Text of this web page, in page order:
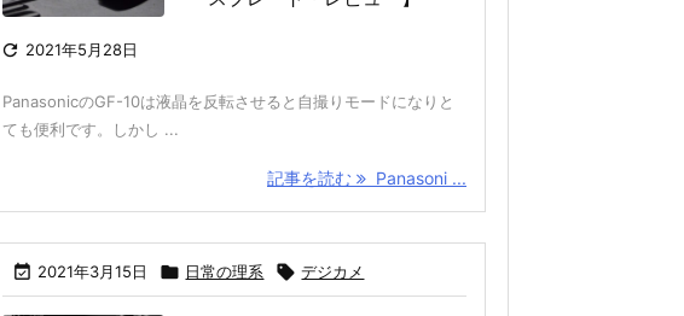
 2021年5月28日
PanasonicのGF-10は液晶を反転させると自撮りモードになりと
ても便利です。しかし ...
記事を読む Panasoni ...
 2021年3月15日  日常の理系  デジカメ